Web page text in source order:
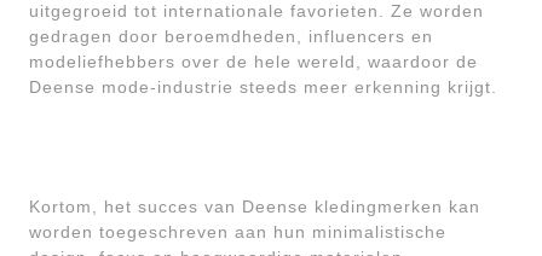
uitgegroeid tot internationale favorieten. Ze worden
gedragen door beroemdheden, influencers en
modeliefhebbers over de hele wereld, waardoor de
Deense mode-industrie steeds meer erkenning krijgt.
Kortom, het succes van Deense kledingmerken kan
worden toegeschreven aan hun minimalistische